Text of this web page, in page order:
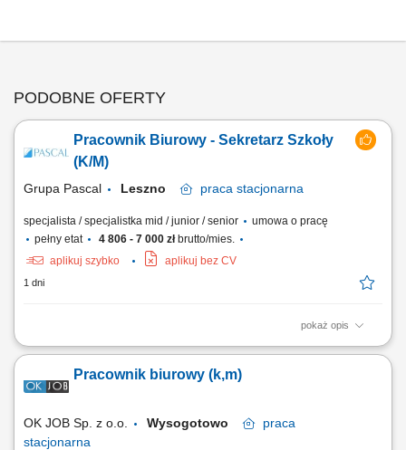
PODOBNE OFERTY
Pracownik Biurowy - Sekretarz Szkoły
(K/M)
Grupa Pascal Leszno praca stacjonarna
specjalista / specjalistka mid / junior / senior
umowa o pracę
pełny etat
4 806 - 7 000 złbrutto/mies.
aplikuj szybko
aplikuj bez CV
1 dni
pokaż opis
Twój zakres obowiązków Tworzenie i realizowanie strategii
w social media) Profesjonalny dobór rozwiązań w do potrzeb klientów;
Realizacja wyznaczonych celów sprzedażowych i planowanie
Pracownik biurowy (k,m)
OK JOB Sp. z o.o. Wysogotowo
praca
stacjonarna